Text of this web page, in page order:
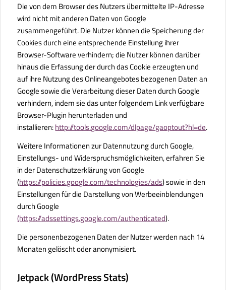
Die von dem Browser des Nutzers übermittelte IP-Adresse
wird nicht mit anderen Daten von Google
zusammengeführt. Die Nutzer können die Speicherung der
Cookies durch eine entsprechende Einstellung ihrer
Browser-Software verhindern; die Nutzer können darüber
hinaus die Erfassung der durch das Cookie erzeugten und
auf ihre Nutzung des Onlineangebotes bezogenen Daten an
Google sowie die Verarbeitung dieser Daten durch Google
verhindern, indem sie das unter folgendem Link verfügbare
Browser-Plugin herunterladen und
installieren:http://tools.google.com/dlpage/gaoptout?hl=de.
Weitere Informationen zur Datennutzung durch Google,
Einstellungs- und Widerspruchsmöglichkeiten, erfahren Sie
in der Datenschutzerklärung von Google
(https://policies.google.com/technologies/ads) sowie in den
Einstellungen für die Darstellung von Werbeeinblendungen
durch Google
(https://adssettings.google.com/authenticated).
Die personenbezogenen Daten der Nutzer werden nach 14
Monaten gelöscht oder anonymisiert.
Jetpack (WordPress Stats)